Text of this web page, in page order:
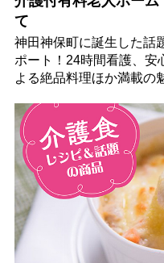
て
神田神保町に誕生した話
ポート！24時間看護、安
よる絶品料理ほか満載の